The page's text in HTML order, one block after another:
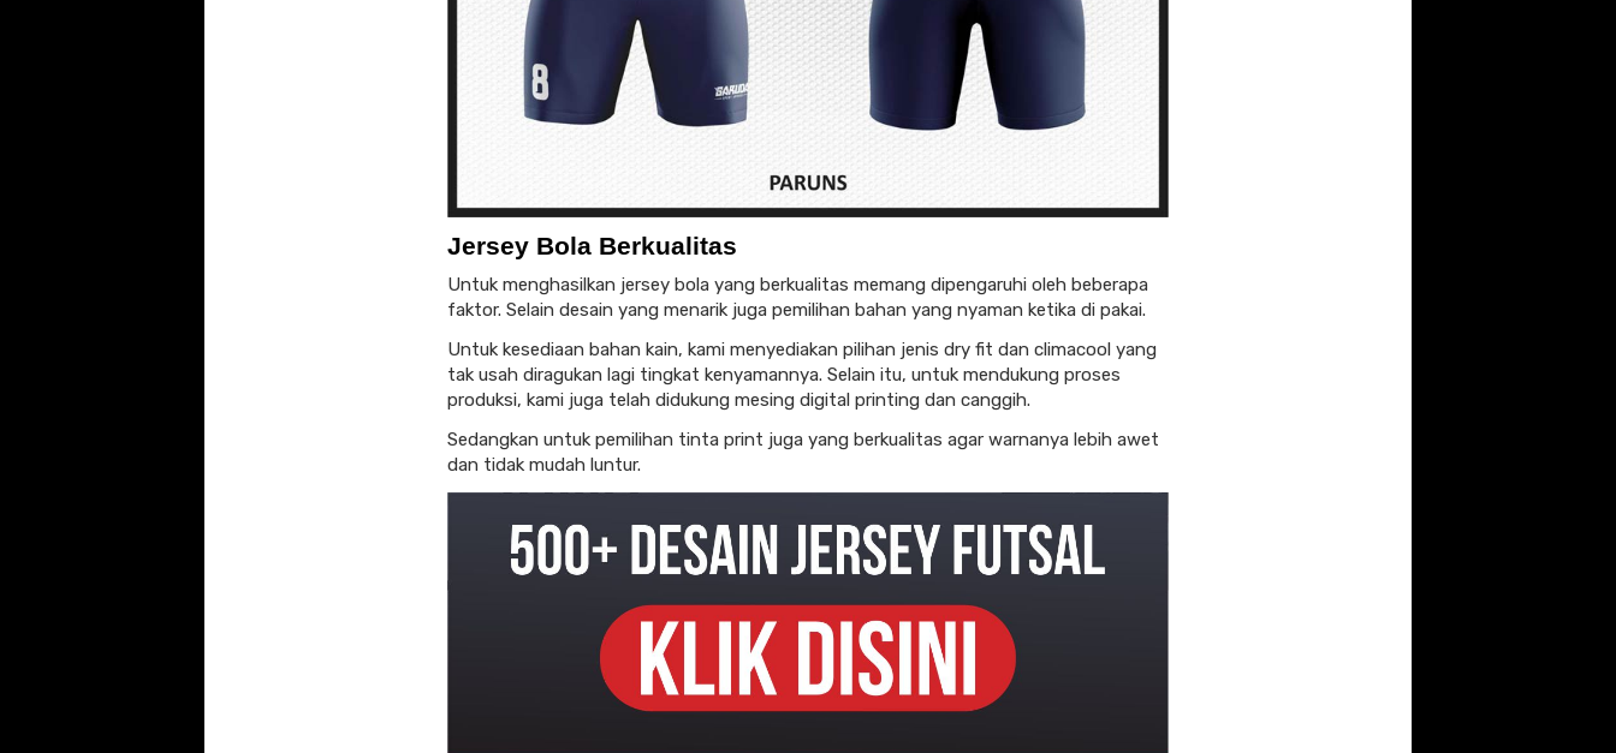
Jersey Bola Berkualitas
Untuk menghasilkan jersey bola yang berkualitas memang dipengaruhi oleh beberapa
faktor. Selain desain yang menarik juga pemilihan bahan yang nyaman ketika di pakai.
Untuk kesediaan bahan kain, kami menyediakan pilihan jenis dry fit dan climacool yang
tak usah diragukan lagi tingkat kenyamannya. Selain itu, untuk mendukung proses
produksi, kami juga telah didukung mesing digital printing dan canggih.
Sedangkan untuk pemilihan tinta print juga yang berkualitas agar warnanya lebih awet
dan tidak mudah luntur.